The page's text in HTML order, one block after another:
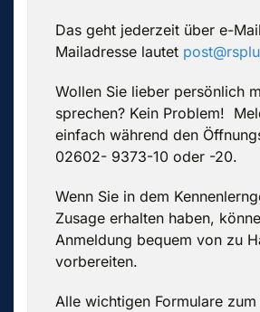
Das geht jederzeit über e-
Mailadresse lautet
Wollen Sie lieber persönlich
sprechen? Kein Problem!
einfach während den
02602- 9373-10 oder -20.
Wenn Sie in dem
Zusage erhalten haben,
Anmeldung bequem von zu
vorbereiten.
Alle wichtigen Formulare zum